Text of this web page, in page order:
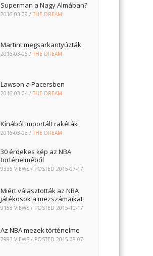
Superman a Nagy Almában?
2016-03-09 /THE DREAM
Martint megsarkantyúzták
2016-03-05 /THE DREAM
Lawson a Pacersben
2016-03-04 /THE DREAM
Kínából importált rakéták
2016-03-03 /THE DREAM
30 érdekes kép az NBA
történelméből
9336 VIEWS / POSTED 2015-07-17
Miért választották az NBA
játékosok a mezszámaikat
9158 VIEWS / POSTED2015-10-17
Az NBA mezek történelme
7983 VIEWS / POSTED2015-08-07